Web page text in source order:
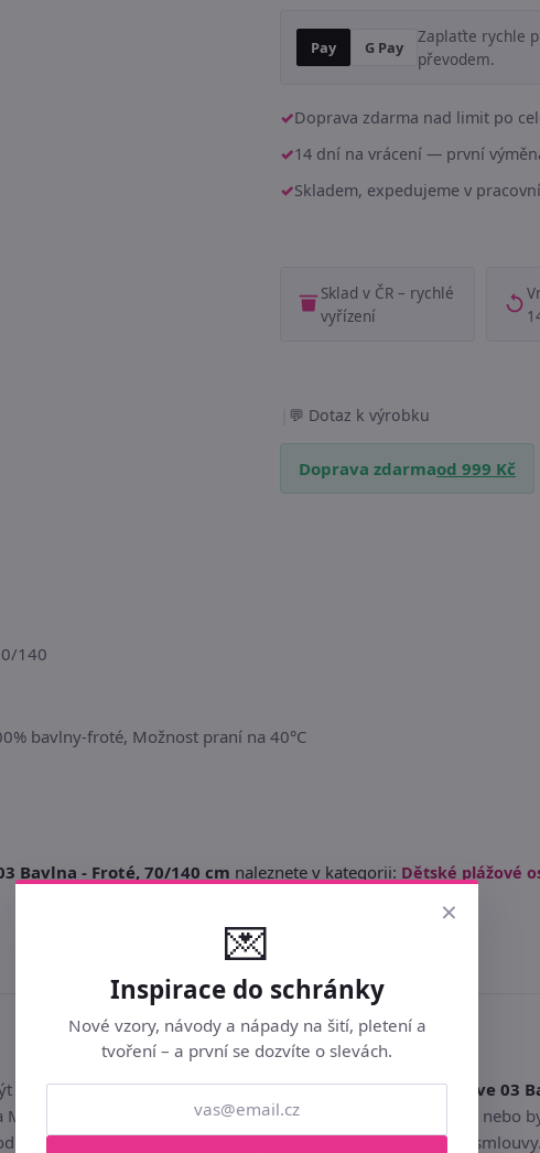
Pay G Pay
Zaplaťte rychle
převodem.
Doprava zdarma nad limit po
14 dní na vrácení — první
Skladem, expedujeme v
Sklad v ČR – rychlé
vyřízení
Dotaz k výrobku
Doprava zdarmaod 999 Kč
140
bavlny-froté, Možnost praní na 40°C
Bavlna - Froté, 70/140 cm naleznete v kategorii: Dětské plážové
s nákupem "JERRY FABRICS Osuška Mickey a Minnie in love 03
Mickey a Minnie in love 03 Bavlna - Froté, 70/140 cm nezdálo nebo
doručení a buď ho vyměnit za jiné zboží, nebo odstoupit od
×
💌
Inspirace do schránky
Nové vzory, návody a nápady na šití, pletení a
tvoření – a první se dozvíte o slevách.